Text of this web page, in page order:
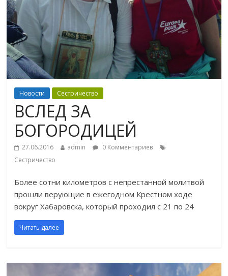
Новости Сестричество
ВСЛЕД ЗА
БОГОРОДИЦЕЙ
27.06.2016 admin
0 Комментариев
Сестричество
Более сотни километров с непрестанной молитвой
прошли верующие в ежегодном Крестном ходе
вокруг Хабаровска, который проходил с 21 по 24
Читать далее